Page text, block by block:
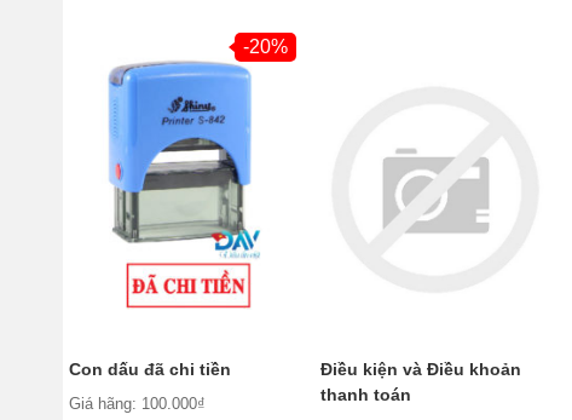
-20%
Con dấu đã chi tiền
Giá hãng: 100.000₫
Điều kiện và Điều khoản
thanh toán